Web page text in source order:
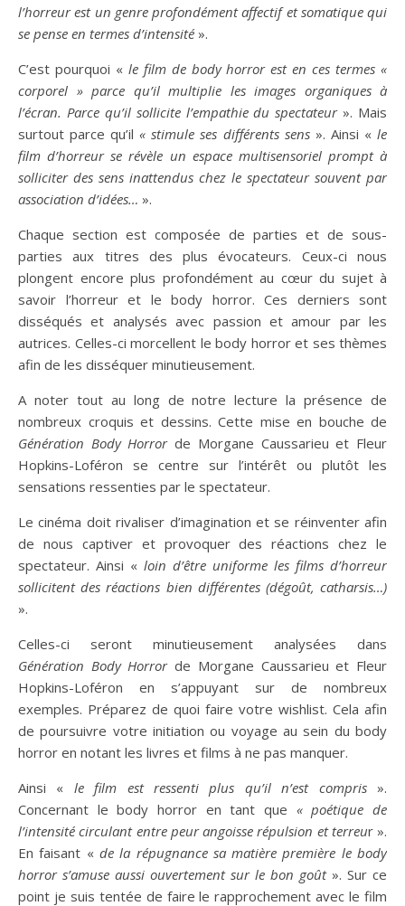
l’horreur est un genre profondément affectif et somatique qui
se pense en termes d’intensité ».
C’est pourquoi « le film de body horror est en ces termes «
corporel » parce qu’il multiplie les images organiques à
l’écran. Parce qu’il sollicite l’empathie du spectateur». Mais
surtout parce qu’il« stimule ses différents sens». Ainsi «le
film d’horreur se révèle un espace multisensoriel prompt à
solliciter des sens inattendus chez le spectateur souvent par
association d’idées… ».
Chaque section est composée de parties et de sous-
parties aux titres des plus évocateurs. Ceux-ci nous
plongent encore plus profondément au cœur du sujet à
savoir l’horreur et le body horror. Ces derniers sont
disséqués et analysés avec passion et amour par les
autrices. Celles-ci morcellent le body horror et ses thèmes
afin de les disséquer minutieusement.
A noter tout au long de notre lecture la présence de
nombreux croquis et dessins. Cette mise en bouche de
Génération Body Horrorde Morgane Caussarieu et Fleur
Hopkins-Loféron se centre sur l’intérêt ou plutôt les
sensations ressenties par le spectateur.
Le cinéma doit rivaliser d’imagination et se réinventer afin
de nous captiver et provoquer des réactions chez le
spectateur. Ainsi « loin d’être uniforme les films d’horreur
sollicitent des réactions bien différentes (dégoût, catharsis…)
».
Celles-ci seront minutieusement analysées dans
Génération Body Horrorde Morgane Caussarieu et Fleur
Hopkins-Loféron en s’appuyant sur de nombreux
exemples. Préparez de quoi faire votre wishlist. Cela afin
de poursuivre votre initiation ou voyage au sein du body
horror en notant les livres et films à ne pas manquer.
Ainsi « le film est ressenti plus qu’il n’est compris».
Concernant le body horror en tant que « poétique de
l’intensité circulant entre peur angoisse répulsion et terreur ».
En faisant « de la répugnance sa matière première le body
horror s’amuse aussi ouvertement sur le bon goût». Sur ce
point je suis tentée de faire le rapprochement avec le film